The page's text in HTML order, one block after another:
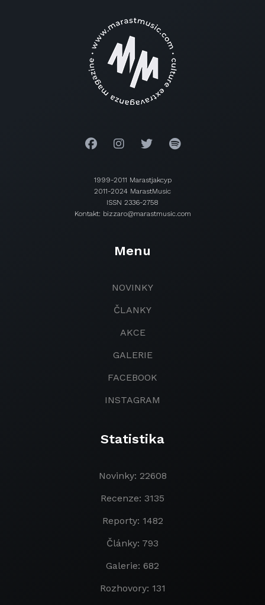
1999-2011 Marastjakcyp
2011-2024 MarastMusic
ISSN 2336-2758
Kontakt: bizzaro@marastmusic.com
Menu
NOVINKY
ČLANKY
AKCE
GALERIE
FACEBOOK
INSTAGRAM
Statistika
Novinky: 22608
Recenze: 3135
Reporty: 1482
Články: 793
Galerie: 682
Rozhovory: 131